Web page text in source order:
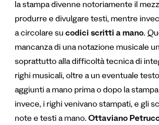
la stampa divenne notoriamente il
produrre e divulgare testi, mentre
a circolare su codici scritti a mano.
mancanza di una notazione musicale
soprattutto alla difficoltà tecnica di
righi musicali, oltre a un eventuale
aggiunti a mano prima o dopo la
invece, i righi venivano stampati, e gli
note e testi a mano.Ottaviano